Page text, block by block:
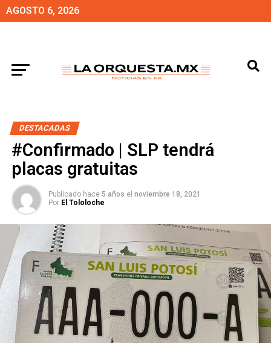
AGOSTO 6, 2026
DESTACADAS
#Confirmado | SLP tendrá
placas gratuitas
Publicado hace 5 años el noviembre 18, 2021
Por El Tololoche